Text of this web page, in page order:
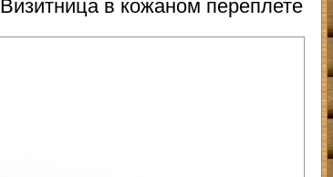
Визитница в кожаном переплете